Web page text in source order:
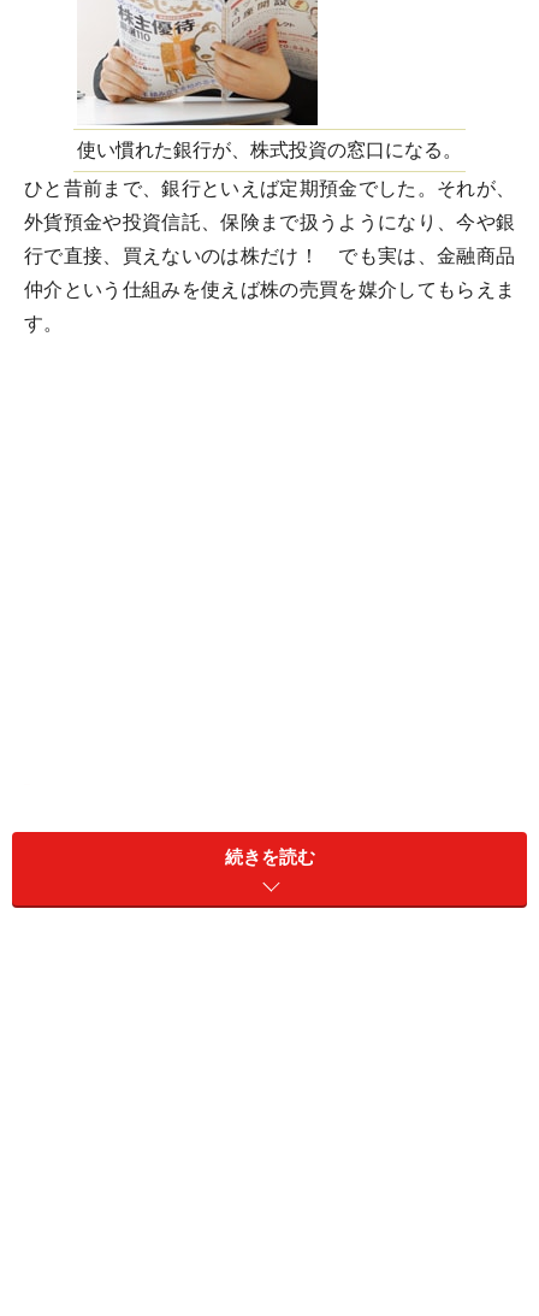
使い慣れた銀行が、株式投資の窓口になる。
ひと昔前まで、銀行といえば定期預金でした。それが、
外貨預金や投資信託、保険まで扱うようになり、今や銀
行で直接、買えないのは株だけ！ でも実は、金融商品
仲介という仕組みを使えば株の売買を媒介してもらえま
す。
銀行は、お客と証券会社との間に立ち、証券口座開設申
込みの受付や、有価証券の案内をし、お客が証券会社の
商品を売買することを、媒介します。
続きを読む